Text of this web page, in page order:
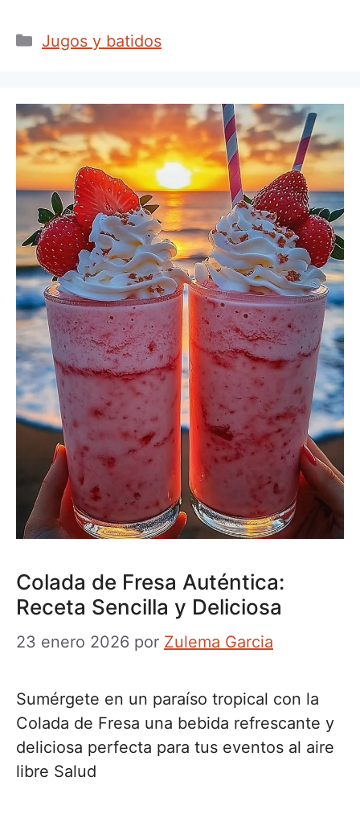
Categorías
Jugos y batidos
Colada de Fresa Auténtica:
Receta Sencilla y Deliciosa
23 enero 2026 por Zulema Garcia
Sumérgete en un paraíso tropical con la
Colada de Fresa una bebida refrescante y
deliciosa perfecta para tus eventos al aire
libre Salud